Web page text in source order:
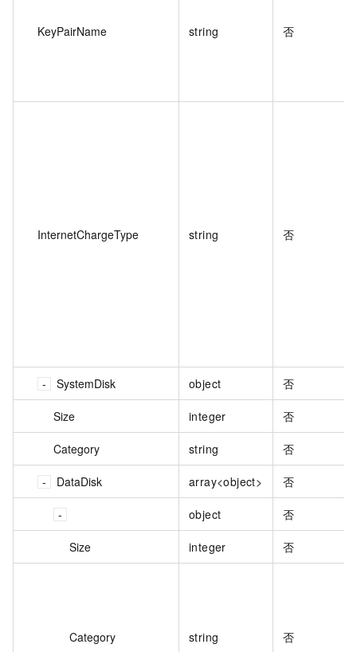
KeyPairName string 否
InternetChargeType string 否
SystemDisk object 否
Size integer 否
Category string 否
DataDisk array<object> 否
object 否
Size integer 否
Category string 否